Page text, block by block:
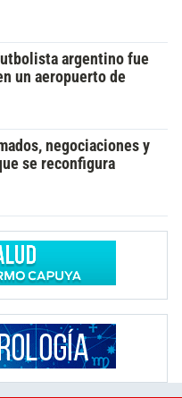
argentino fue
un aeropuerto de
negociaciones y
se reconfigura